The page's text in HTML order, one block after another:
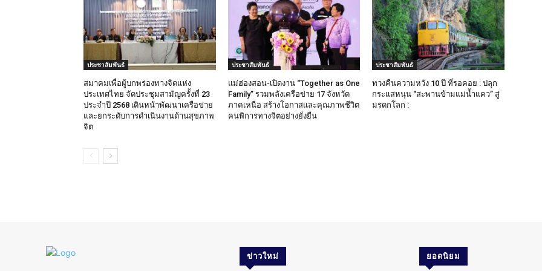
ประชาสัมพันธ์
สมาคมเพื่อผู้บกพร่องทางจิตแห่ง
ประเทศไทย จัดประชุมสามัญครั้งที่ 23
ประจำปี 2568 เดินหน้าพัฒนาเครือข่าย
และยกระดับการดำเนินงานด้านสุขภาพ
จิต
ประชาสัมพันธ์
แม่ฮ่องสอน-เปิดงาน “Together as One
Family” รวมพลังเครือข่าย 17 จังหวัด
ภาคเหนือ สร้างโอกาสและคุณภาพชีวิต
คนพิการทางจิตอย่างยั่งยืน
ประชาสัมพันธ์
ทวงคืนความหวัง 10 ปี ที่รอคอย : ปลุก
กระแสหนุน “สะพานข้ามแม่น้ำแคว” สู่
มรดกโลก :
ข่าวใหม่ ยอดนิยม